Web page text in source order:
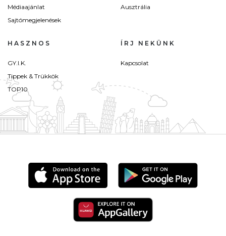
Médiaajánlat
Sajtómegjelenések
Ausztrália
HASZNOS
GY.I.K.
Tippek & Trükkök
TOP10
ÍRJ NEKÜNK
Kapcsolat